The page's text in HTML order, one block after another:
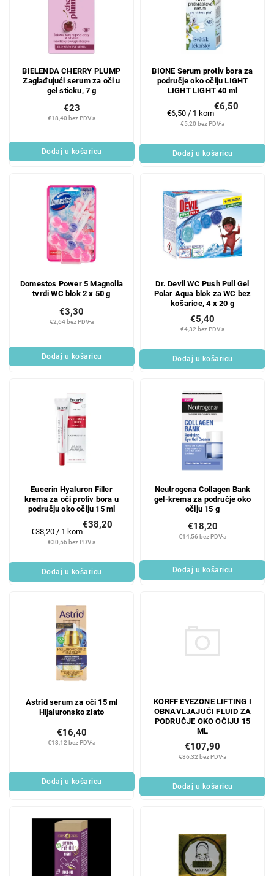
BIELENDA CHERRY PLUMP
Zaglađujući serum za oči u
gel sticku, 7 g
€18,40 bez PDV-a
€23
Dodaj u košaricu
BIONE Serum protiv bora za
područje oko očiju LIGHT
LIGHT LIGHT 40 ml
€5,20 bez PDV-a
€6,50
Mjerenje
cijene:
€6,50 / 1 kom
Dodaj u košaricu
Domestos Power 5 Magnolia
tvrdi WC blok 2 x 50 g
€2,64 bez PDV-a
€3,30
Dodaj u košaricu
Dr. Devil WC Push Pull Gel
Polar Aqua blok za WC bez
košarice, 4 x 20 g
€4,32 bez PDV-a
€5,40
Dodaj u košaricu
Eucerin Hyaluron Filler
krema za oči protiv bora u
području oko očiju 15 ml
€30,56 bez PDV-a
€38,20
Mjerenje
cijene:
€38,20 / 1 kom
Dodaj u košaricu
Neutrogena Collagen Bank
gel-krema za područje oko
očiju 15 g
€14,56 bez PDV-a
€18,20
Dodaj u košaricu
Astrid serum za oči 15 ml
Hijaluronsko zlato
€13,12 bez PDV-a
€16,40
Dodaj u košaricu
KORFF EYEZONE LIFTING I
OBNAVLJAJUĆI FLUID ZA
PODRUČJE OKO OČIJU 15
ML
€86,32 bez PDV-a
€107,90
Dodaj u košaricu